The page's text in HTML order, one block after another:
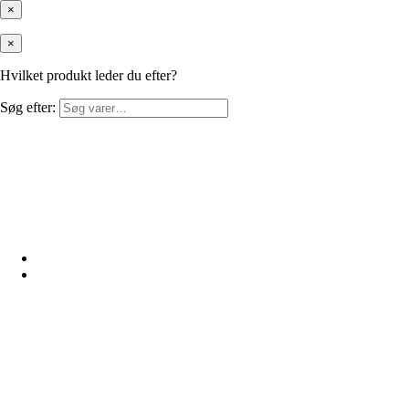
×
×
Hvilket produkt leder du efter?
Søg efter: